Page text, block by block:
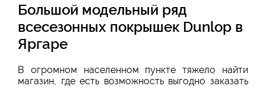
Большой модельный ряд
всесезонных покрышек Dunlop в
Яргаре
В огромном населенном пункте тяжело найти
магазин, где есть возможность выгодно заказать